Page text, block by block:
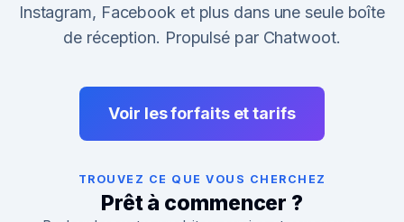
Instagram, Facebook et plus dans une seule boîte
de réception. Propulsé par Chatwoot.
Voir les forfaits et tarifs
TROUVEZ CE QUE VOUS CHERCHEZ
Prêt à commencer ?